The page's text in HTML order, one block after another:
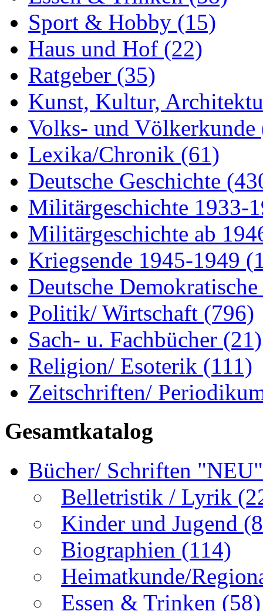
Sport & Hobby (15)
Haus und Hof (22)
Ratgeber (35)
Kunst, Kultur,
Volks- und Völkerkunde
Lexika/Chronik (61)
Deutsche Geschichte
Militärgeschichte 1933-
Militärgeschichte ab
Kriegsende 1945-1949
Deutsche
Politik/ Wirtschaft (796)
Sach- u. Fachbücher (21)
Religion/ Esoterik (111)
Zeitschriften/
Gesamtkatalog
Bücher/ Schriften
Belletristik / Lyrik
Kinder und Jugend
Biographien (114)
Heimatkunde/
Essen & Trinken (58)